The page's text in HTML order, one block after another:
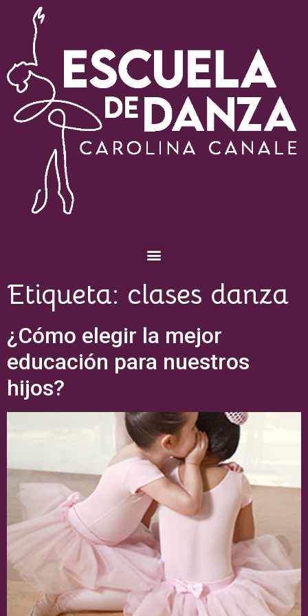
Etiqueta: clases danza
¿Cómo elegir la mejor
educación para nuestros
hijos?